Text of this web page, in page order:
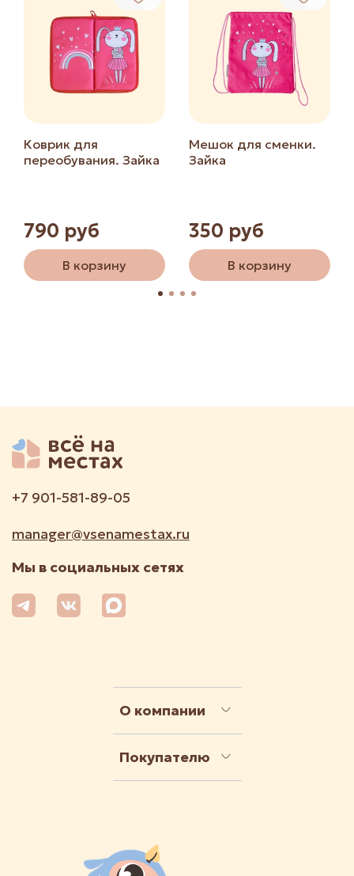
Коврик для
переобувания. Зайка
790 руб
В корзину
Мешок для сменки.
Зайка
350 руб
В корзину
О компании
Покупателю
+7 901-581-89-05
manager@vsenamestax.ru
Мы в социальных сетях